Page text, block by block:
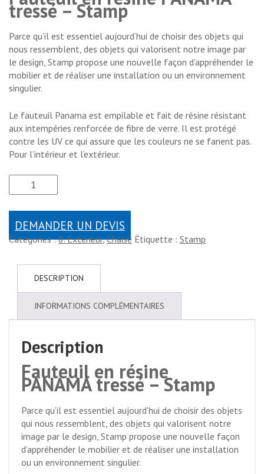
tressé – Stamp
Parce qu’il est essentiel aujourd’hui de choisir des objets qui
nous ressemblent, des objets qui valorisent notre image par
le design, Stamp propose une nouvelle façon d’appréhender le
mobilier et de réaliser une installation ou un environnement
singulier.
Le fauteuil Panama est empilable et fait de résine résistant
aux intempéries renforcée de fibre de verre. Il est protégé
contre les UV ce qui assure que les couleurs ne se fanent pas.
Pour l’intérieur et l’extérieur.
DEMANDER UN DEVIS
Catégories :8. Extérieur,Chaise Étiquette : Stamp
DESCRIPTION
INFORMATIONS COMPLÉMENTAIRES
Description
Fauteuil en résine
PANAMA tressé – Stamp
Parce qu’il est essentiel aujourd’hui de choisir des objets
qui nous ressemblent, des objets qui valorisent notre
image par le design, Stamp propose une nouvelle façon
d’appréhender le mobilier et de réaliser une installation
ou un environnement singulier.